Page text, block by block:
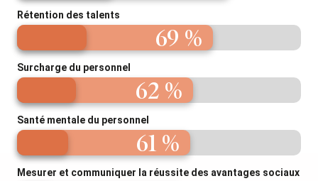
Rétention des talents
69 %
Surcharge du personnel
62 %
Santé mentale du personnel
61 %
Mesurer et communiquer la réussite des avantages sociaux